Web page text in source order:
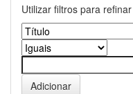
Utilizar filtros para